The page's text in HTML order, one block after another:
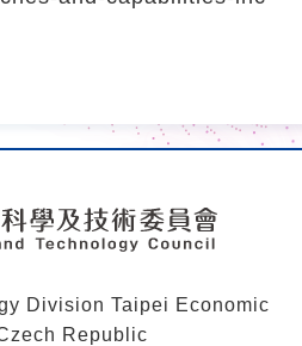
Division Taipei Economic
Republic